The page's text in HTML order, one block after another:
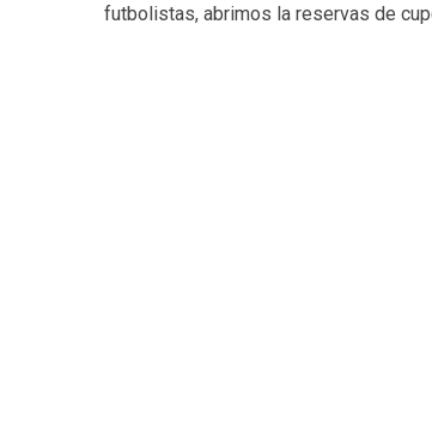
futbolistas, abrimos la reservas de